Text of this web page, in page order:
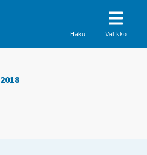
Haku Valikko
2018